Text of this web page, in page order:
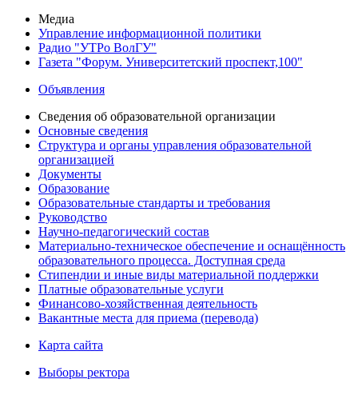
Медиа
Управление информационной политики
Радио "УТРо ВолГУ"
Газета "Форум. Университетский проспект,100"
Объявления
Сведения об образовательной организации
Основные сведения
Структура и органы управления образовательной
организацией
Документы
Образование
Образовательные стандарты и требования
Руководство
Научно-педагогический состав
Материально-техническое обеспечение и оснащённость
образовательного процесса. Доступная среда
Стипендии и иные виды материальной поддержки
Платные образовательные услуги
Финансово-хозяйственная деятельность
Вакантные места для приема (перевода)
Карта сайта
Выборы ректора